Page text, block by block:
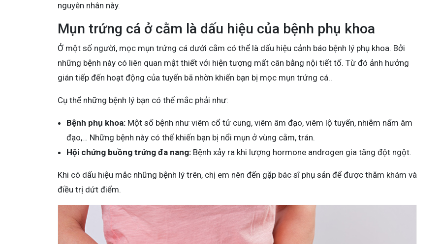
nguyên nhân này.
Mụn trứng cá ở cằm là dấu hiệu của bệnh phụ khoa
Ở một số người, mọc mụn trứng cá dưới cằm có thể là dấu hiệu cảnh báo bệnh lý phụ khoa. Bởi
những bệnh này có liên quan mật thiết với hiện tượng mất cân bằng nội tiết tố. Từ đó ảnh hưởng
gián tiếp đến hoạt động của tuyến bã nhờn khiến bạn bị mọc mụn trứng cá..
Cụ thể những bệnh lý bạn có thể mắc phải như:
Bệnh phụ khoa: Một số bệnh như viêm cổ tử cung, viêm âm đạo, viêm lộ tuyến, nhiễm nấm âm
đạo,… Những bệnh này có thể khiến bạn bị nổi mụn ở vùng cằm, trán.
Hội chứng buồng trứng đa nang: Bệnh xảy ra khi lượng hormone androgen gia tăng đột ngột.
Khi có dấu hiệu mắc những bệnh lý trên, chị em nên đến gặp bác sĩ phụ sản để được thăm khám và
điều trị dứt điểm.